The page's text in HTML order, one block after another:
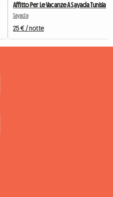
Affitto Per Le Vacanze A Sayada Tunisia
Sayada
25 € / notte